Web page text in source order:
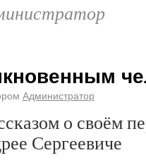
Администратор
о своём
Сергеевиче